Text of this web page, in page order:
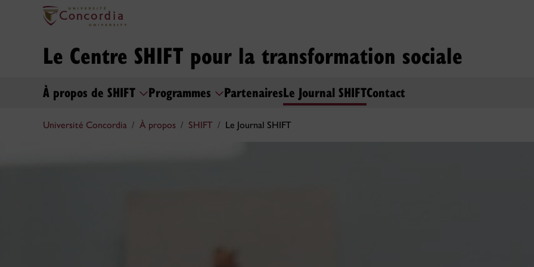
Le Centre SHIFT pour la transformation sociale
À propos de SHIFT Programmes PartenairesLe Journal SHIFTContact
Université Concordia À propos SHIFT Le Journal SHIFT